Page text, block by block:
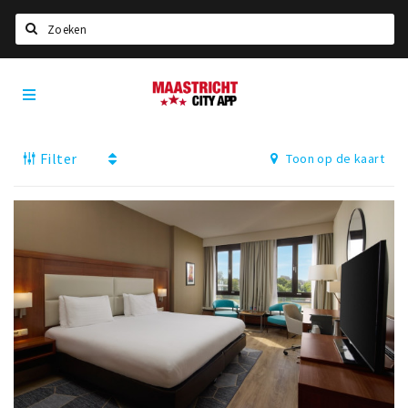
Home
Deals
Nieuws, interviews & blogs
Drinken
Slapen
Recreatief
Winkels
Maastricht
City
Filter Toon op de kaart